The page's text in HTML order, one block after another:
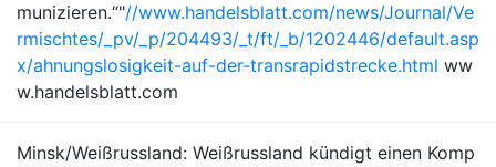
munizieren.“"//www.handelsblatt.com/news/Journal/Ve
rmischtes/_pv/_p/204493/_t/ft/_b/1202446/default.asp
x/ahnungslosigkeit-auf-der-transrapidstrecke.html ww
w.handelsblatt.com
Minsk/Weißrussland: Weißrussland kündigt einen Komp